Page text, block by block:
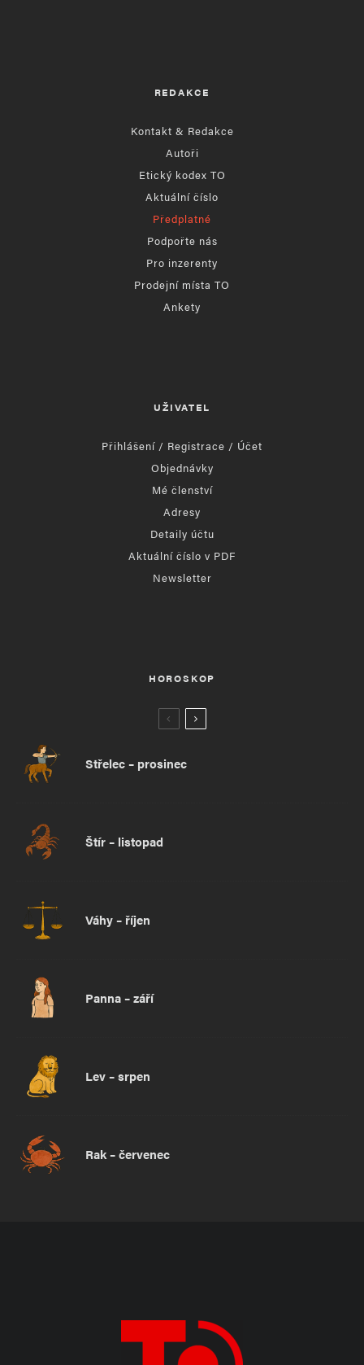
REDAKCE
Kontakt & Redakce
Autoři
Etický kodex TO
Aktuální číslo
Předplatné
Podpořte nás
Pro inzerenty
Prodejní místa TO
Ankety
UŽIVATEL
Přihlášení / Registrace / Účet
Objednávky
Mé členství
Adresy
Detaily účtu
Aktuální číslo v PDF
Newsletter
HOROSKOP
Střelec – prosinec
Štír – listopad
Váhy – říjen
Panna – září
Lev – srpen
Rak – červenec